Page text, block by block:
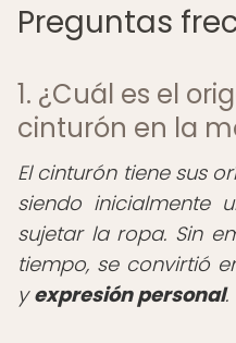
Preguntas
1. ¿Cuál es el
cinturón en la
El cinturón tiene sus
siendo inicialmente
sujetar la ropa. Sin
tiempo, se convirtió
yexpresión personal.